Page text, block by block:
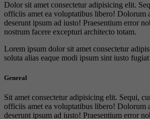
Dolor sit amet consectetur adipisicing elit.
officiis amet ea voluptatibus libero! Dolorum
deserunt ipsum ad iusto! Praesentium error
nostrum facere excepturi architecto totam.
Lorem ipsum dolor sit amet consectetur
soluta alias eaque modi ipsum sint iusto
General
Sit amet consectetur adipisicing elit. Sequi,
officiis amet ea voluptatibus libero! Dolorum
deserunt ipsum ad iusto! Praesentium error